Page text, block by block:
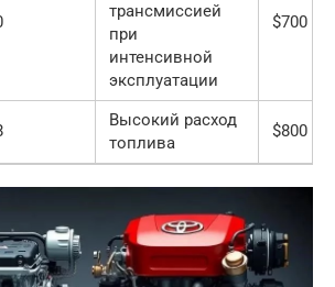
трансмиссией
при
интенсивной
эксплуатации
$700 —
Высокий расход
топлива
$800 —